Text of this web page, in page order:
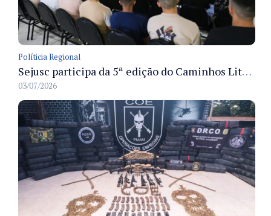
Políticia Regional
Sejusc participa da 5ª edição do Caminhos Literários com foco na cultura hip-hop nas unidades socioeducativas
03/07/2026